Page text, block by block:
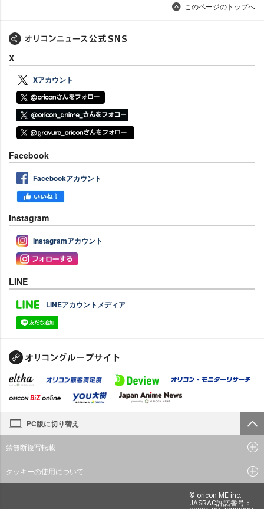
このページのトップへ
X
Xアカウント
Facebook
Facebookアカウント
Instagram
Instagramアカウント
LINE
LINEアカウントメディア
PC版に切り替え
禁無断複写転載
クッキーの使用について
© oricon ME inc.
JASRAC許諾番号：